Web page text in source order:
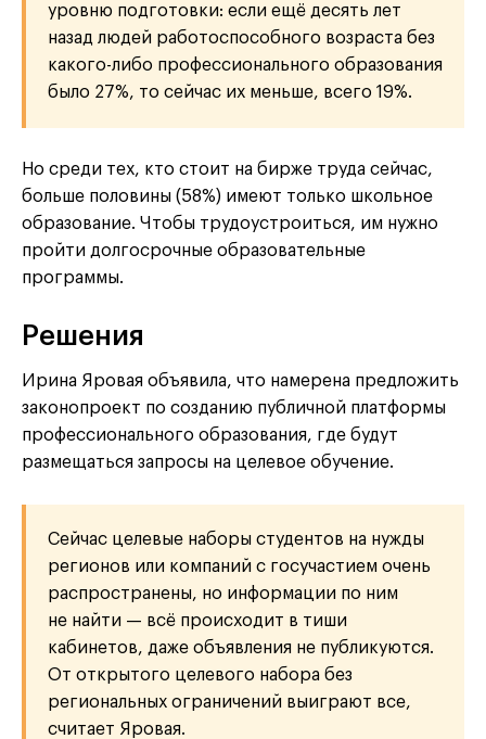
уровню подготовки: если ещё десять лет
назад людей работоспособного возраста без
какого-либо профессионального образования
было 27%, то сейчас их меньше, всего 19%.
Но среди тех, кто стоит на бирже труда сейчас,
больше половины (58%) имеют только школьное
образование. Чтобы трудоустроиться, им нужно
пройти долгосрочные образовательные
программы.
Решения
Ирина Яровая объявила, что намерена предложить
законопроект по созданию публичной платформы
профессионального образования, где будут
размещаться запросы на целевое обучение.
Сейчас целевые наборы студентов на нужды
регионов или компаний с госучастием очень
распространены, но информации по ним
не найти — всё происходит в тиши
кабинетов, даже объявления не публикуются.
От открытого целевого набора без
региональных ограничений выиграют все,
считает Яровая.